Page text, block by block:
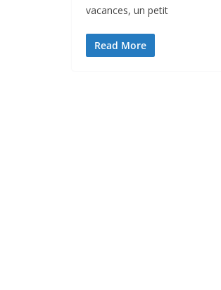
vacances, un petit
Read More